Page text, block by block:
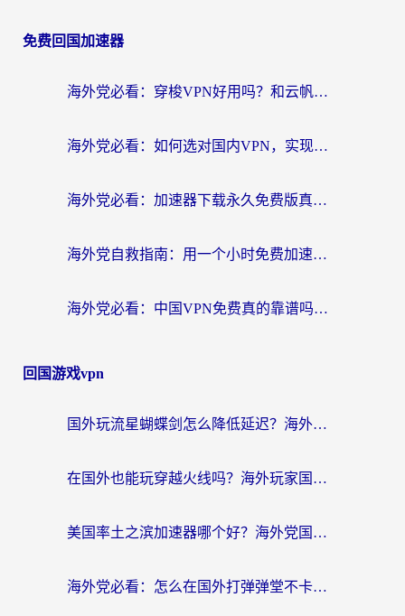
免费回国加速器
海外党必看：穿梭VPN好用吗？和云帆VPN对比哪个回国效果更好？附真实测评+避坑指南
海外党必看：如何选对国内VPN，实现无缝访问国内资源？
海外党必看：加速器下载永久免费版真的存在吗？教你无缝访问国内资源的正确姿势
海外党自救指南：用一个小时免费加速器，轻松打破国内资源访问壁垒？
海外党必看：中国VPN免费真的靠谱吗？手把手教你选对回国加速器
回国游戏vpn
国外玩流星蝴蝶剑怎么降低延迟？海外党必看的加速秘籍（含欧洲鸣潮&彩虹岛优化攻略）
在国外也能玩穿越火线吗？海外玩家国服游戏畅玩终极指南
美国率土之滨加速器哪个好？海外党国服游戏畅玩终极指南（附多游戏解决方案）
海外党必看：怎么在国外打弹弹堂不卡？番茄加速器亲测指南